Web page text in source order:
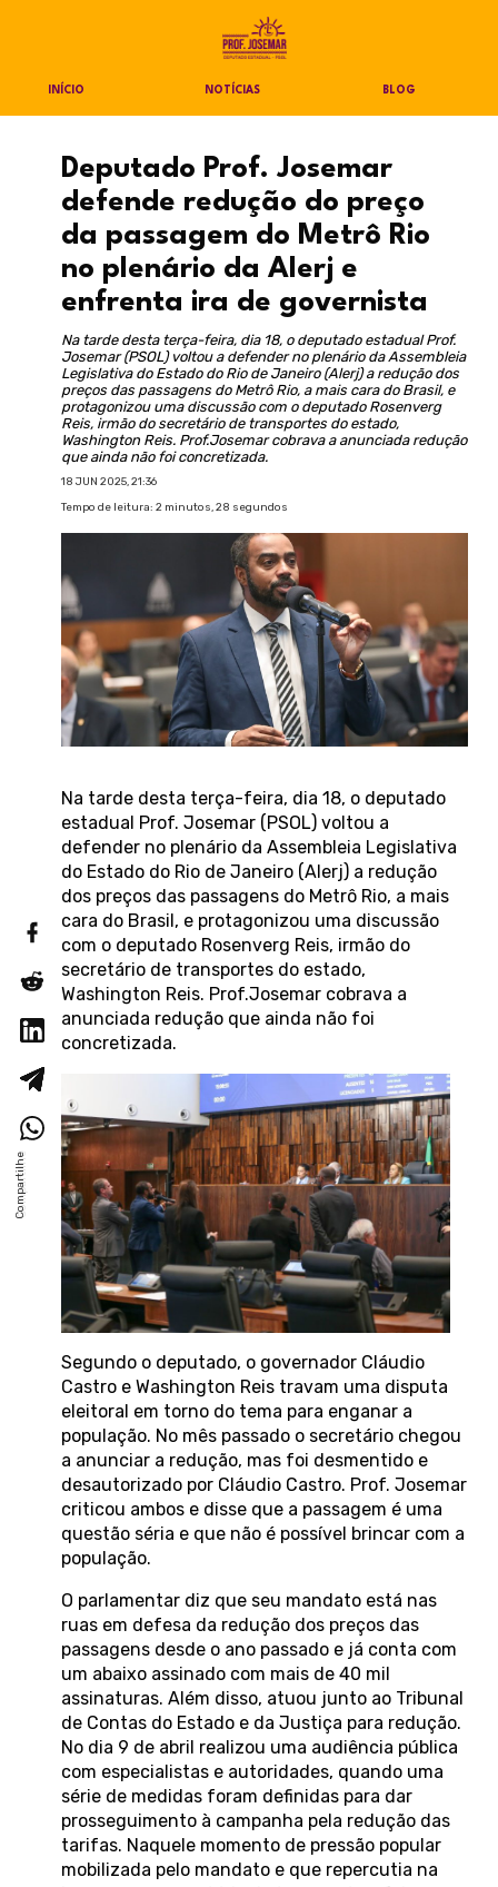
INÍCIO NOTÍCIAS BLOG
Deputado Prof. Josemar
defende redução do preço
da passagem do Metrô Rio
no plenário da Alerj e
enfrenta ira de governista
Na tarde desta terça-feira, dia 18, o deputado estadual Prof.
Josemar (PSOL) voltou a defender no plenário da Assembleia
Legislativa do Estado do Rio de Janeiro (Alerj) a redução dos
preços das passagens do Metrô Rio, a mais cara do Brasil, e
protagonizou uma discussão com o deputado Rosenverg
Reis, irmão do secretário de transportes do estado,
Washington Reis. Prof.Josemar cobrava a anunciada redução
que ainda não foi concretizada.
18 JUN 2025, 21:36
Tempo de leitura: 2 minutos, 28 segundos
Na tarde desta terça-feira, dia 18, o deputado
estadual Prof. Josemar (PSOL) voltou a
defender no plenário da Assembleia Legislativa
do Estado do Rio de Janeiro (Alerj) a redução
dos preços das passagens do Metrô Rio, a mais
cara do Brasil, e protagonizou uma discussão
com o deputado Rosenverg Reis, irmão do
secretário de transportes do estado,
Washington Reis. Prof.Josemar cobrava a
anunciada redução que ainda não foi
concretizada.
Segundo o deputado, o governador Cláudio
Castro e Washington Reis travam uma disputa
eleitoral em torno do tema para enganar a
população. No mês passado o secretário chegou
a anunciar a redução, mas foi desmentido e
desautorizado por Cláudio Castro. Prof. Josemar
criticou ambos e disse que a passagem é uma
questão séria e que não é possível brincar com a
população.
O parlamentar diz que seu mandato está nas
ruas em defesa da redução dos preços das
passagens desde o ano passado e já conta com
um abaixo assinado com mais de 40 mil
assinaturas. Além disso, atuou junto ao Tribunal
de Contas do Estado e da Justiça para redução.
No dia 9 de abril realizou uma audiência pública
com especialistas e autoridades, quando uma
série de medidas foram definidas para dar
prosseguimento à campanha pela redução das
tarifas. Naquele momento de pressão popular
mobilizada pelo mandato e que repercutia na